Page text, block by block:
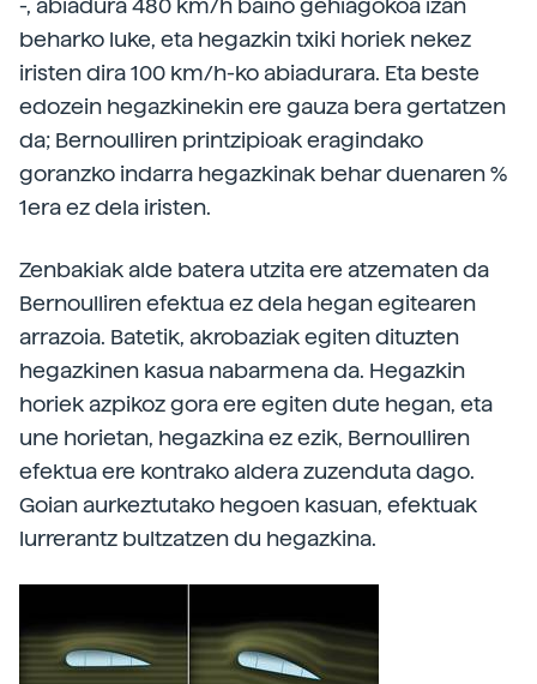
-, abiadura 480 km/h baino gehiagokoa izan
beharko luke, eta hegazkin txiki horiek nekez
iristen dira 100 km/h-ko abiadurara. Eta beste
edozein hegazkinekin ere gauza bera gertatzen
da; Bernoulliren printzipioak eragindako
goranzko indarra hegazkinak behar duenaren %
1era ez dela iristen.
Zenbakiak alde batera utzita ere atzematen da
Bernoulliren efektua ez dela hegan egitearen
arrazoia. Batetik, akrobaziak egiten dituzten
hegazkinen kasua nabarmena da. Hegazkin
horiek azpikoz gora ere egiten dute hegan, eta
une horietan, hegazkina ez ezik, Bernoulliren
efektua ere kontrako aldera zuzenduta dago.
Goian aurkeztutako hegoen kasuan, efektuak
lurrerantz bultzatzen du hegazkina.